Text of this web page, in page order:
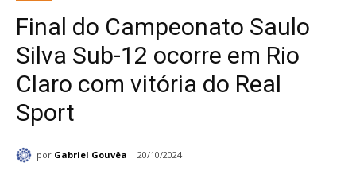
Final do Campeonato Saulo
Silva Sub-12 ocorre em Rio
Claro com vitória do Real
Sport
por Gabriel Gouvêa 20/10/2024